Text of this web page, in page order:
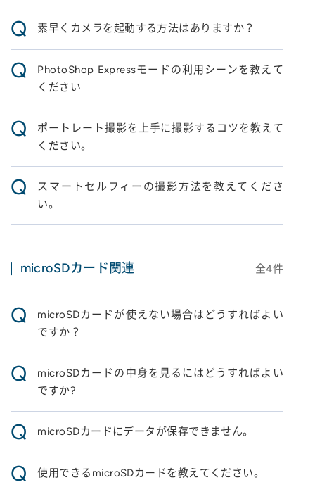
Q 素早くカメラを起動する方法はありますか？
Q
PhotoShop Expressモードの利用シーンを教えて
ください
Q
ポートレート撮影を上手に撮影するコツを教えて
ください。
Q
スマートセルフィーの撮影方法を教えてくださ
い。
microSDカード関連 全4件
Q
microSDカードが使えない場合はどうすればよい
ですか？
Q
microSDカードの中身を見るにはどうすればよい
ですか?
Q microSDカードにデータが保存できません。
Q 使用できるmicroSDカードを教えてください。